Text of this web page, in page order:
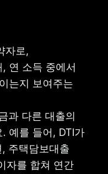
자로,
연 소득 중에서
는지 보여주는
과 다른 대출의
예를 들어, DTI가
주택담보대출
자를 합쳐 연간